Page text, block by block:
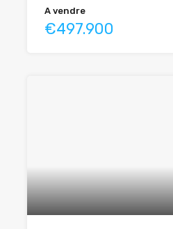
A vendre
€497.900